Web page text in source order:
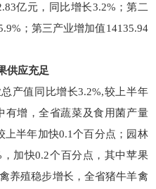
亿元，同比增长3.2%；第二
；第三产业增加值14135.94
供应充足
产值同比增长3.2%,较上半年
有增，全省蔬菜及食用菌产量
上半年加快0.1个百分点；园林
加快0.2个百分点，其中苹果
养殖稳步增长，全省猪牛羊禽